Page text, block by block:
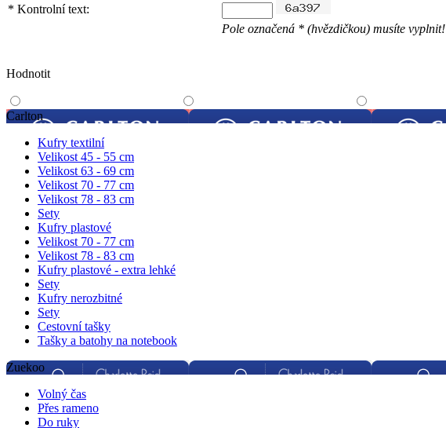
* Kontrolní text:
Pole označená * (hvězdičkou) musíte vyplnit!
Hodnotit
Carlton
Kufry textilní
Velikost 45 - 55 cm
Velikost 63 - 69 cm
Velikost 70 - 77 cm
Velikost 78 - 83 cm
Sety
Kufry plastové
Velikost 70 - 77 cm
Velikost 78 - 83 cm
Kufry plastové - extra lehké
Sety
Kufry nerozbitné
Sety
Cestovní tašky
Tašky a batohy na notebook
Zuekoo
Volný čas
Přes rameno
Do ruky